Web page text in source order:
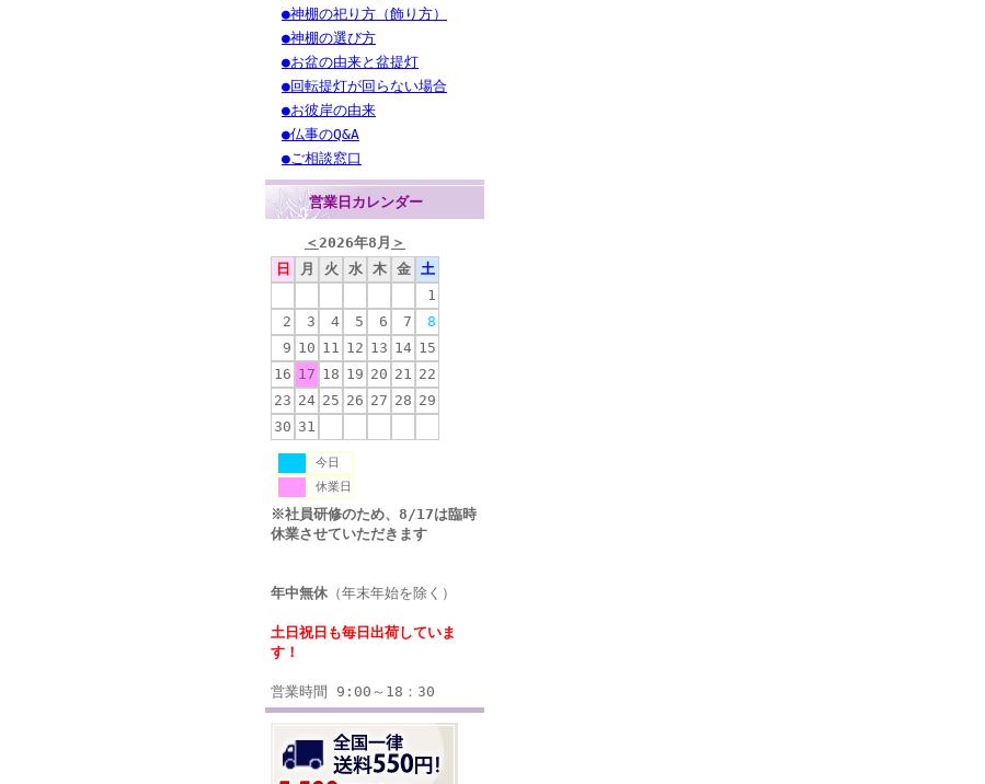
●神棚の祀り方（飾り方）
●神棚の選び方
●お盆の由来と盆提灯
●回転提灯が回らない場合
●お彼岸の由来
●仏事のQ&A
●ご相談窓口
営業日カレンダー
＜2026年8月 ＞
日
月 火 水 木 金
土
1
2
3 4 5 6 7
8
9 10 11 12 13 14 15
16 17 18 19 20 21 22
23 24 25 26 27 28 29
30 31
今日
休業日
※社員研修のため、8/17は臨時
休業させていただきます
年中無休 （年末年始を除く）
土日祝日も毎日出荷していま
す！
営業時間 9:00～18：30